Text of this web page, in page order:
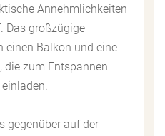
Annehmlichkeiten
Das großzügige
einen Balkon und eine
die zum Entspannen
gegenüber auf der